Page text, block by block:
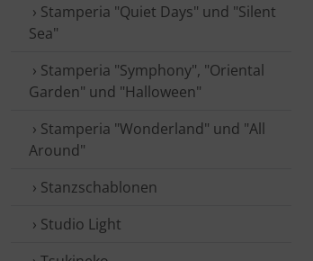
› Stamperia "Quiet Days" und "Silent
Sea"
› Stamperia "Symphony", "Oriental
Garden" und "Halloween"
› Stamperia "Wonderland" und "All
Around"
› Stanz­schablonen
› Studio Light